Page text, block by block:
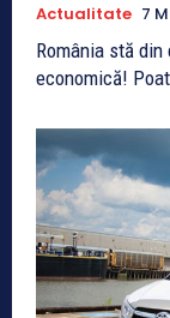
Actualitate 7
România stă
economică!